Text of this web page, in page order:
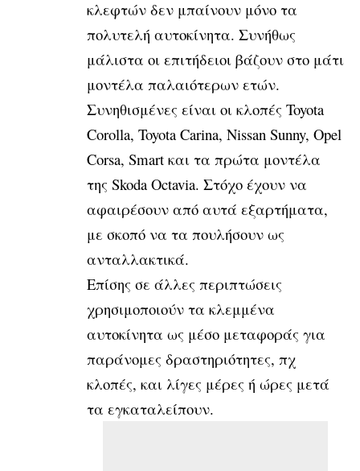
κλεφτών δεν μπαίνουν μόνο τα
πολυτελή αυτοκίνητα. Συνήθως
μάλιστα οι επιτήδειοι βάζουν στο μάτι
μοντέλα παλαιότερων ετών.
Συνηθισμένες είναι οι κλοπές Toyota
Corolla, Toyota Carina, Nissan Sunny, Opel
Corsa, Smart και τα πρώτα μοντέλα
της Skoda Octavia. Στόχο έχουν να
αφαιρέσουν από αυτά εξαρτήματα,
με σκοπό να τα πουλήσουν ως
ανταλλακτικά.
Επίσης σε άλλες περιπτώσεις
χρησιμοποιούν τα κλεμμένα
αυτοκίνητα ως μέσο μεταφοράς για
παράνομες δραστηριότητες, πχ
κλοπές, και λίγες μέρες ή ώρες μετά
τα εγκαταλείπουν.